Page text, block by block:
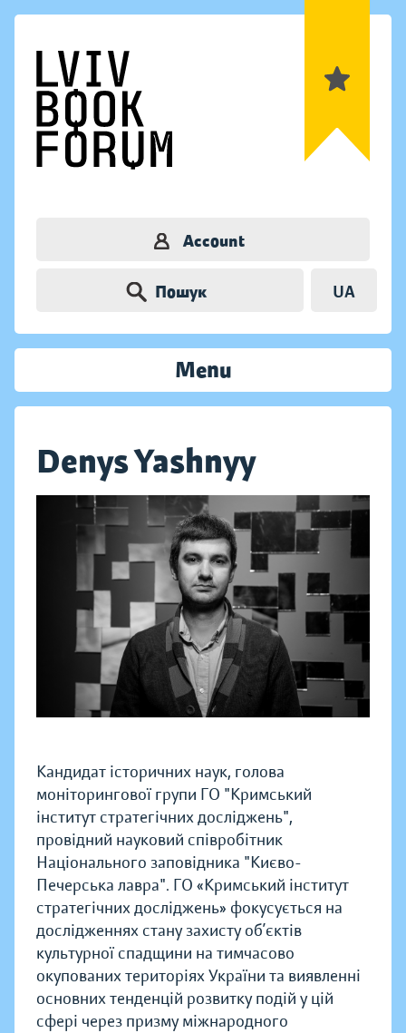
Account
Пошук UA
Menu
Denys Yashnyy
Кандидат історичних наук, голова
моніторингової групи ГО "Кримський
інститут стратегічних досліджень",
провідний науковий співробітник
Національного заповідника "Києво-
Печерська лавра". ГО «Кримський інститут
стратегічних досліджень» фокусується на
дослідженнях стану захисту об’єктів
культурної спадщини на тимчасово
окупованих територіях України та виявленні
основних тенденцій розвитку подій у цій
сфері через призму міжнародного